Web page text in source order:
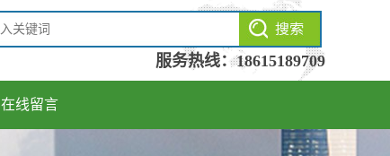
服务热线：18615189709
在线留言